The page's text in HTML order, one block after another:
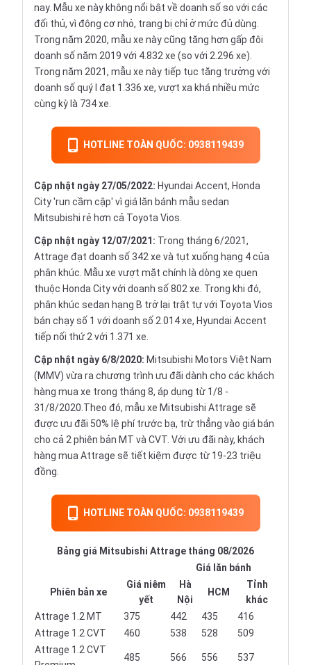
nay. Mẫu xe này không nổi bật về doanh số so với các
đối thủ, vì động cơ nhỏ, trang bị chỉ ở mức đủ dùng.
Trong năm 2020, mẫu xe này cũng tăng hơn gấp đôi
doanh số năm 2019 với 4.832 xe (so với 2.296 xe).
Trong năm 2021, mẫu xe này tiếp tục tăng trưởng với
doanh số quý I đạt 1.336 xe, vượt xa khá nhiều mức
cùng kỳ là 734 xe.
HOTLINE TOÀN QUỐC: 0938119439
Cập nhật ngày 27/05/2022: Hyundai Accent, Honda
City 'run cầm cập' vì giá lăn bánh mẫu sedan
Mitsubishi rẻ hơn cả Toyota Vios.
Cập nhật ngày 12/07/2021: Trong tháng 6/2021,
Attrage đạt doanh số 342 xe và tụt xuống hạng 4 của
phân khúc. Mẫu xe vượt mặt chính là dòng xe quen
thuộc Honda City với doanh số 802 xe. Trong khi đó,
phân khúc sedan hạng B trở lại trật tự với Toyota Vios
bán chạy số 1 với doanh số 2.014 xe, Hyundai Accent
tiếp nối thứ 2 với 1.371 xe.
Cập nhật ngày 6/8/2020: Mitsubishi Motors Việt Nam
(MMV) vừa ra chương trình ưu đãi dành cho các khách
hàng mua xe trong tháng 8, áp dụng từ 1/8 -
31/8/2020.Theo đó, mẫu xe Mitsubishi Attrage sẽ
được ưu đãi 50% lệ phí trước bạ, trừ thẳng vào giá bán
cho cả 2 phiên bản MT và CVT. Với ưu đãi này, khách
hàng mua Attrage sẽ tiết kiệm được từ 19-23 triệu
đồng.
HOTLINE TOÀN QUỐC: 0938119439
Bảng giá Mitsubishi Attrage tháng 08/2026
Giá lăn bánh
Phiên bản xe
Giá niêm
yết
Hà
Nội
HCM
Tỉnh
khác
Attrage 1.2 MT
375 442 435
416
Attrage 1.2 CVT
460 538 528
509
Attrage 1.2 CVT
485 566 556 537